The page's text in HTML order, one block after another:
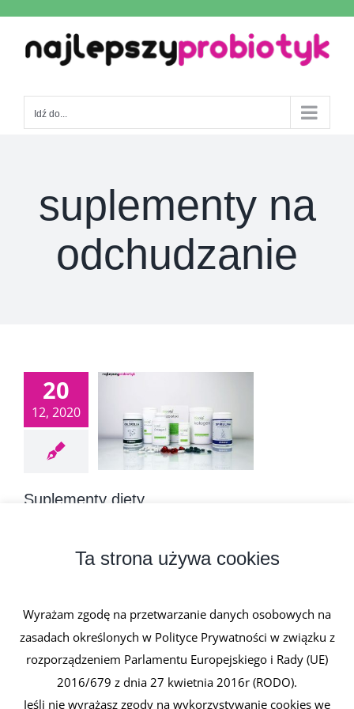
content
Idź do...
suplementy na
odchudzanie
20
12, 2020
Suplementy diety
Suplementy diety to środki spożywcze
Czytaj dalej
Ta strona używa cookies
Wyrażam zgodę na przetwarzanie danych osobowych na
zasadach określonych w Polityce Prywatności w związku z
rozporządzeniem Parlamentu Europejskiego i Rady (UE)
2016/679 z dnia 27 kwietnia 2016r (RODO).
Jeśli nie wyrażasz zgody na wykorzystywanie cookies we